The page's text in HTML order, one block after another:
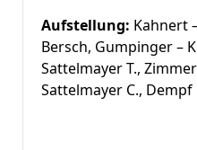
Aufstellung: Kahnert
Bersch, Gumpinger –
Sattelmayer T.,
Sattelmayer C., Dempf